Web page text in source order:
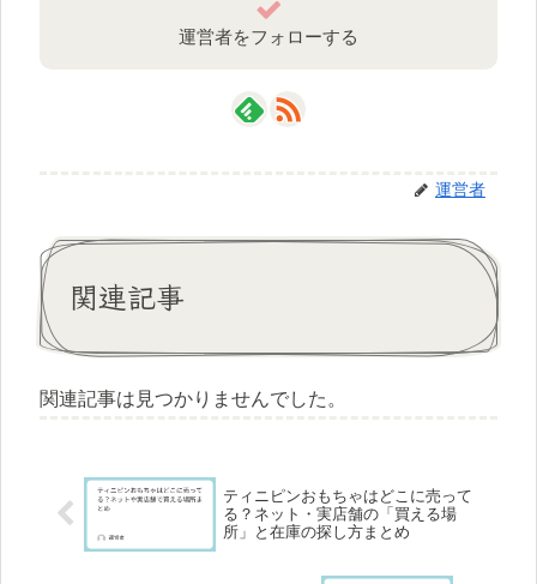
運営者をフォローする
運営者
関連記事
関連記事は見つかりませんでした。
ティニピンおもちゃはどこに売って
る？ネット・実店舗の「買える場
所」と在庫の探し方まとめ